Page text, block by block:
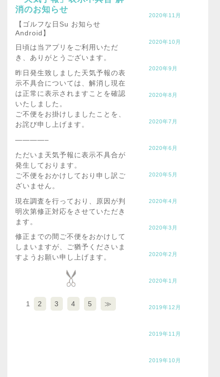
消のお知らせ
【ゴルフな日Su お知らせ
Android】
日頃は当アプリをご利用いただ
き、ありがとうございます。
昨日発生致しました天気予報の表
示不具合については、解消し現在
は正常に表示されますことを確認
いたしました。
ご不便をお掛けしましたことを、
お詫び申し上げます。
————–
ただいま天気予報に表示不具合が
発生しております。
ご不便をおかけしており申し訳ご
ざいません。
現在調査を行っており、原因が判
明次第修正対応をさせていただき
ます。
修正までの間ご不便をおかけして
しまいますが、ご猶予くださいま
すようお願い申し上げます。
1 2 3 4 5 ≫
2020年11月
2020年10月
2020年9月
2020年8月
2020年7月
2020年6月
2020年5月
2020年4月
2020年3月
2020年2月
2020年1月
2019年12月
2019年11月
2019年10月